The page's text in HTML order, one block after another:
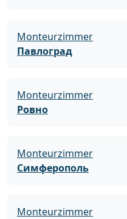
Monteurzimmer
Павлоград
Monteurzimmer
Ровно
Monteurzimmer
Симферополь
Monteurzimmer